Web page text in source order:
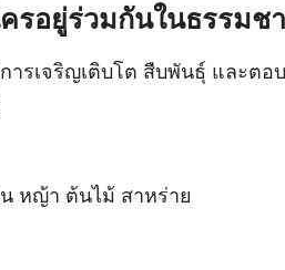
รอยู่ร่วมกันในธรรมช
รเจริญเติบโต สืบพันธุ์ และตอ
หญ้า ต้นไม้ สาหร่าย